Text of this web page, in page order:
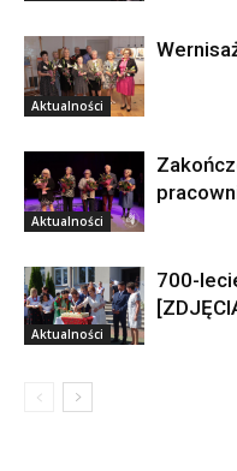
Aktualności
Aktualności
Aktualności
700-